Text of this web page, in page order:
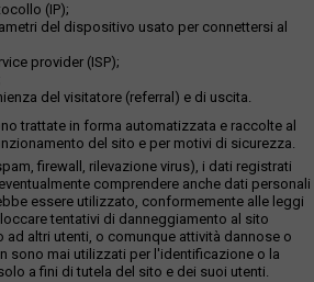
(IP);
del dispositivo usato per connettersi al
provider (ISP);
del visitatore (referral) e di uscita.
trattate in forma automatizzata e raccolte al
del sito e per motivi di sicurezza.
firewall, rilevazione virus), i dati registrati
comprendere anche dati personali
essere utilizzato, conformemente alle leggi
tentativi di danneggiamento al sito
ad altri utenti, o comunque attività dannose o
sono mai utilizzati per l'identificazione o la
a fini di tutela del sito e dei suoi utenti.